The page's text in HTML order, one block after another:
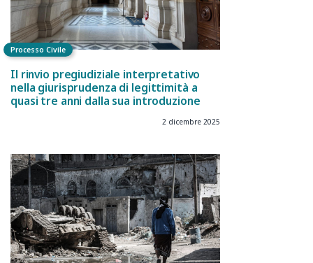
Processo Civile
Il rinvio pregiudiziale interpretativo
nella giurisprudenza di legittimità a
quasi tre anni dalla sua introduzione
2 dicembre 2025